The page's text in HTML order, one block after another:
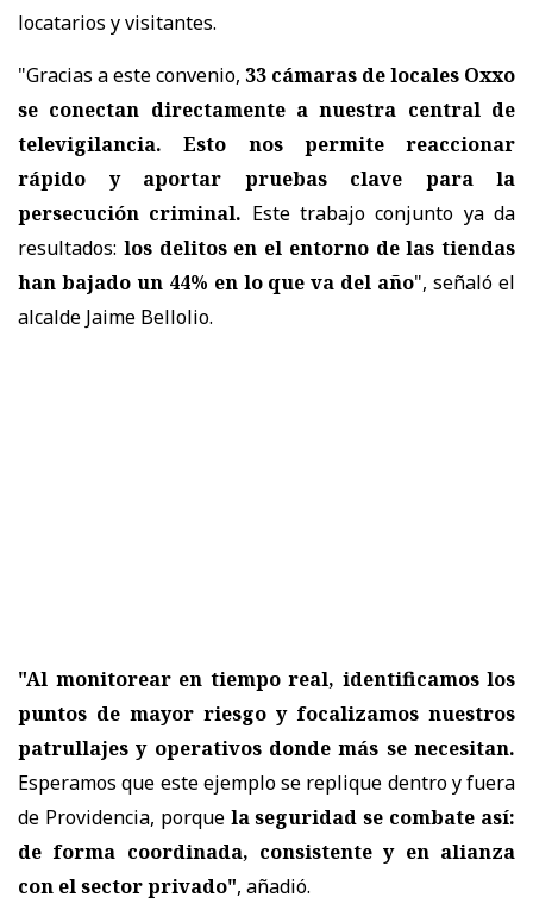
locatarios y visitantes.
"Gracias a este convenio, 33 cámaras de locales Oxxo
se conectan directamente a nuestra central de
televigilancia. Esto nos permite reaccionar
rápido y aportar pruebas clave para la
persecución criminal. Este trabajo conjunto ya da
resultados: los delitos en el entorno de las tiendas
han bajado un 44% en lo que va del año", señaló el
alcalde Jaime Bellolio.
"Al monitorear en tiempo real, identificamos los
puntos de mayor riesgo y focalizamos nuestros
patrullajes y operativos donde más se necesitan.
Esperamos que este ejemplo se replique dentro y fuera
de Providencia, porque la seguridad se combate así:
de forma coordinada, consistente y en alianza
con el sector privado", añadió.